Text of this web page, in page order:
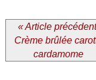
« Article
Crème brûlée
cardamome